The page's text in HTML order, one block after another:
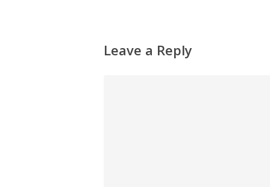
Leave a Reply